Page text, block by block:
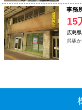
事務
15
広島
呉駅